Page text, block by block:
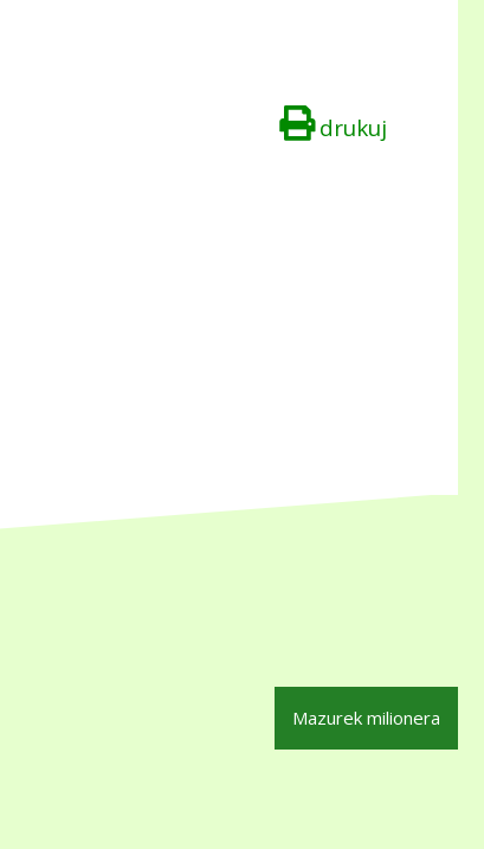
drukuj
Mazurek milionera